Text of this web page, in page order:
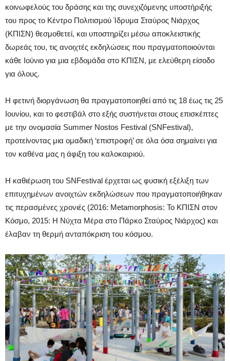
κοινωφελούς του δράσης και της συνεχιζόμενης υποστήριξής
του προς το Κέντρο Πολιτισμού Ίδρυμα Σταύρος Νιάρχος
(ΚΠΙΣΝ) θεσμοθετεί, και υποστηρίζει μέσω αποκλειστικής
δωρεάς του, τις ανοιχτές εκδηλώσεις που πραγματοποιούνται
κάθε Ιούνιο για μια εβδομάδα στο ΚΠΙΣΝ, με ελεύθερη είσοδο
για όλους.
Η φετινή διοργάνωση θα πραγματοποιηθεί από τις 18 έως τις 25
Ιουνίου, και το φεστιβάλ στο εξής συστήνεται στους επισκέπτες
με την ονομασία Summer Nostos Festival (SNFestival),
προτείνοντας μια ομαδική ‘επιστροφή’ σε όλα όσα σημαίνει για
τον καθένα μας η άφιξη του καλοκαιριού.
Η καθιέρωση του SNFestival έρχεται ως φυσική εξέλιξη των
επιτυχημένων ανοιχτών εκδηλώσεων που πραγματοποιήθηκαν
τις περασμένες χρονιές (2016: Metamorphosis: Το ΚΠΙΣΝ στον
Κόσμο, 2015: Η Νύχτα Μέρα στο Πάρκο Σταύρος Νιάρχος) και
έλαβαν τη θερμή ανταπόκριση του κόσμου.